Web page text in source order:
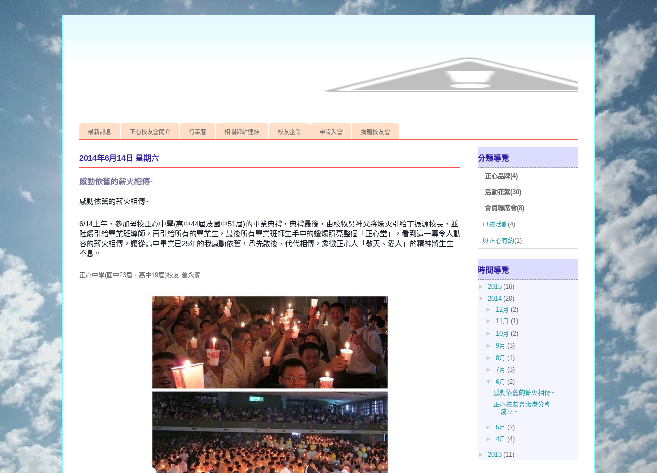
最新訊息 正心校友會簡介 行事曆 相關網站連結 校友企業 申請入會 捐贈校友會
2014年6月14日 星期六
感動依舊的薪火相傳~
感動依舊的薪火相傳~
6/14上午，參加母校正心中學(高中44屆及國中51屆)的畢業典禮，典禮最後，由校牧吳神父將燭火引給丁振源校長，並
陸續引給畢業班導師，再引給所有的畢業生，最後所有畢業班師生手中的蠟燭照亮整個「正心堂」，看到這一幕令人動
容的薪火相傳，讓從高中畢業已25年的我感動依舊，承先啟後、代代相傳，象徵正心人「敬天、愛人」的精神將生生
不息。
正心中學(國中23屆、高中19屆)校友 曾永賓
分類導覽
正心品牌(4)
活動花絮(30)
會員聯席會(8)
母校活動(4)
與正心有約(1)
時間導覽
► 2015 (16)
▼ 2014 (20)
► 12月 (2)
► 11月 (1)
► 10月 (2)
► 9月 (3)
► 8月 (1)
► 7月 (3)
▼ 6月 (2)
感動依舊的薪火相傳~
正心校友會北港分會
成立~
► 5月 (2)
► 4月 (4)
► 2013 (11)